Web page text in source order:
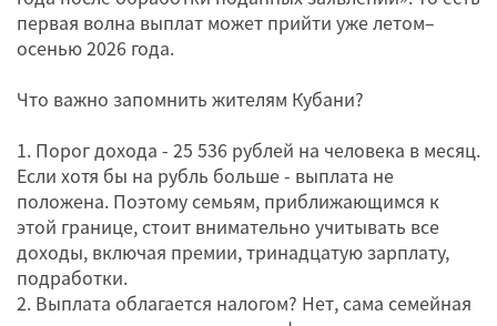
первая волна выплат может прийти уже летом–
осенью 2026 года.
Что важно запомнить жителям Кубани?
1. Порог дохода - 25 536 рублей на человека в месяц.
Если хотя бы на рубль больше - выплата не
положена. Поэтому семьям, приближающимся к
этой границе, стоит внимательно учитывать все
доходы, включая премии, тринадцатую зарплату,
подработки.
2. Выплата облагается налогом? Нет, сама семейная